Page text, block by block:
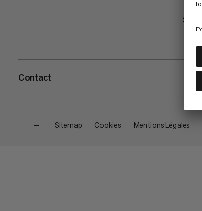
Shop
Contact
— Sitemap Cookies Mentions Légales